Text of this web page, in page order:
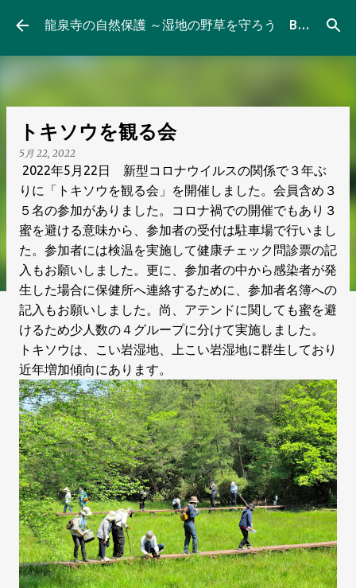
スキップしてメイン コンテンツに移動 龍泉寺の自然保護 ～湿地の野草を守ろう Blog
トキソウを観る会
5月 22, 2022
2022年5月22日 新型コロナウイルスの関係で３年ぶ
りに「トキソウを観る会」を開催しました。会員含め３
５名の参加がありました。コロナ禍での開催でもあり３
蜜を避ける意味から、参加者の受付は駐車場で行いまし
た。参加者には検温を実施して健康チェック問診票の記
入もお願いしました。更に、参加者の中から感染者が発
生した場合に保健所へ連絡するために、参加者名簿への
記入もお願いしました。尚、アテンドに関しても蜜を避
けるため少人数の４グループに分けて実施しました。
トキソウは、こい岩湿地、上こい岩湿地に群生しており
近年増加傾向にあります。